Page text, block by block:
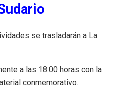
se trasladarán a La
a las 18:00 horas con la
conmemorativo.